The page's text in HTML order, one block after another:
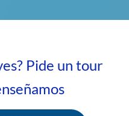
Pide un tour